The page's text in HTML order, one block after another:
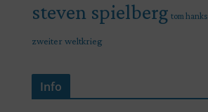
steven spielberg tom hanks
zweiter weltkrieg
Info